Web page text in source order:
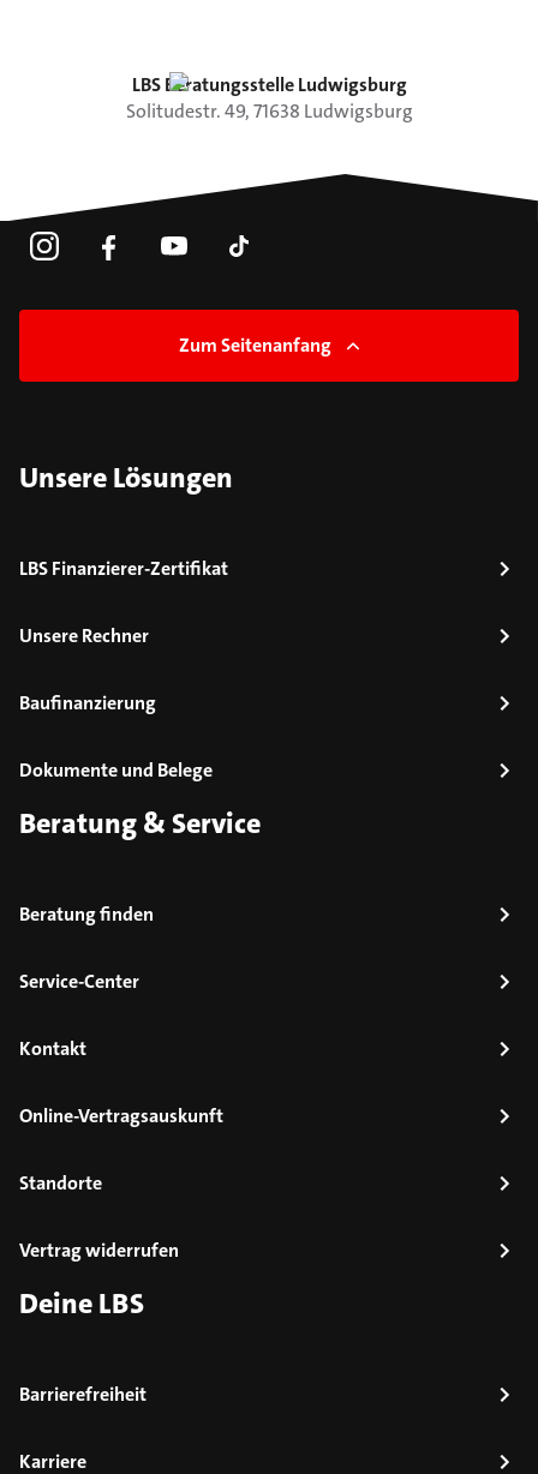
LBS Beratungsstelle Ludwigsburg
Solitudestr.49,71638 Ludwigsburg
Zum Seitenanfang
Unsere Lösungen
LBS Finanzierer-Zertifikat
Unsere Rechner
Baufinanzierung
Dokumente und Belege
Beratung & Service
Beratung finden
Service-Center
Kontakt
Online-Vertragsauskunft
Standorte
Vertrag widerrufen
Deine LBS
Barrierefreiheit
Karriere